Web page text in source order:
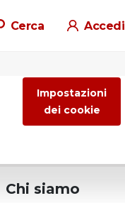
Cerca Accedi
Chi siamo
Impostazioni
dei cookie